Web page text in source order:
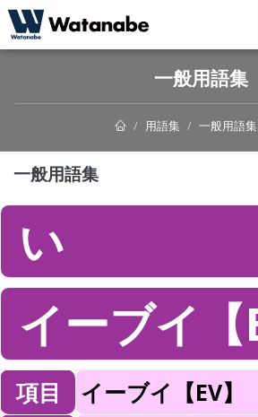
一般用語集
用語集 一般用語集
一般用語集
い
イーブイ【
項目 イーブイ【EV】